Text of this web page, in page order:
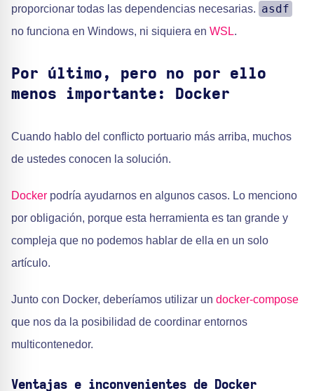
proporcionar todas las dependencias necesarias. asdf
no funciona en Windows, ni siquiera en WSL.
Por último, pero no por ello
menos importante: Docker
Cuando hablo del conflicto portuario más arriba, muchos
de ustedes conocen la solución.
Docker podría ayudarnos en algunos casos. Lo menciono
por obligación, porque esta herramienta es tan grande y
compleja que no podemos hablar de ella en un solo
artículo.
Junto con Docker, deberíamos utilizar un docker-compose
que nos da la posibilidad de coordinar entornos
multicontenedor.
Ventajas e inconvenientes de Docker